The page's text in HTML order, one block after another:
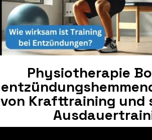
Physiotherapie
von Krafttraining und